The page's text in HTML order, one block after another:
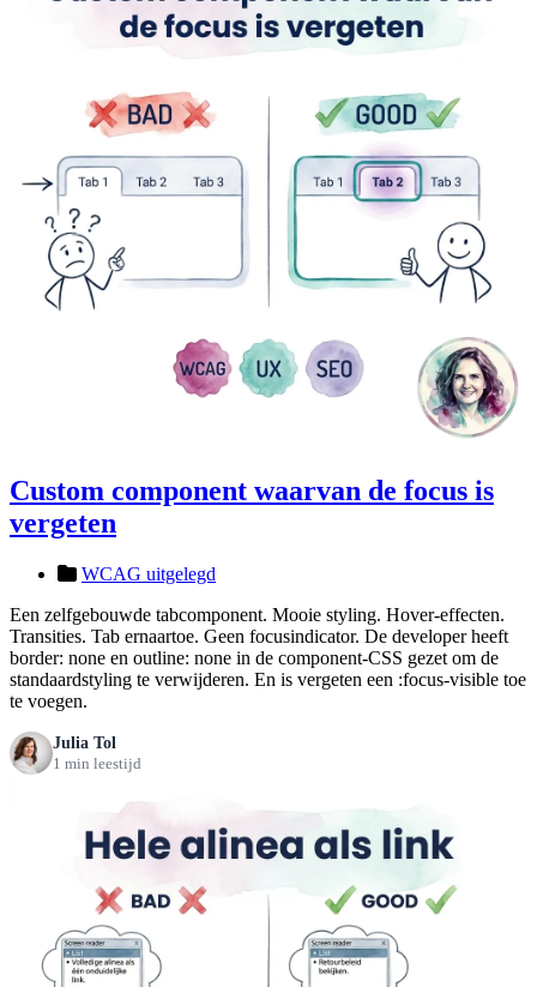
Custom component waarvan de focus is
vergeten
WCAG uitgelegd
Een zelfgebouwde tabcomponent. Mooie styling. Hover-effecten.
Transities. Tab ernaartoe. Geen focusindicator. De developer heeft
border: none en outline: none in de component-CSS gezet om de
standaardstyling te verwijderen. En is vergeten een :focus-visible toe
te voegen.
Julia Tol
1 min leestijd